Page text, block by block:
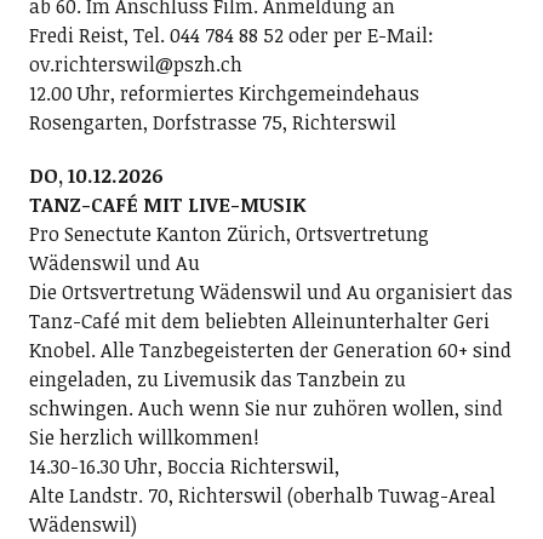
ab 60. Im Anschluss Film. Anmeldung an
Fredi Reist, Tel. 044 784 88 52 oder per E-Mail:
ov.richterswil@pszh.ch
12.00 Uhr, reformiertes Kirchgemeindehaus
Rosengarten, Dorfstrasse 75, Richterswil
DO, 10.12.2026
TANZ-CAFÉ MIT LIVE-MUSIK
Pro Senectute Kanton Zürich, Ortsvertretung
Wädenswil und Au
Die Ortsvertretung Wädenswil und Au organisiert das
Tanz-Café mit dem beliebten Alleinunterhalter Geri
Knobel. Alle Tanzbegeisterten der Generation 60+ sind
eingeladen, zu Livemusik das Tanzbein zu
schwingen. Auch wenn Sie nur zuhören wollen, sind
Sie herzlich willkommen!
14.30-16.30 Uhr, Boccia Richterswil,
Alte Landstr. 70, Richterswil (oberhalb Tuwag-Areal
Wädenswil)